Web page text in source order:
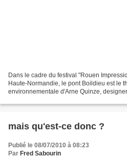
Dans le cadre du festival "Rouen
Haute-Normandie, le pont Boildieu est le
environnementale d'Arne Quinze,
mais qu'est-ce donc ?
Publié le 08/07/2010 à 08:23
Par Fred Sabourin